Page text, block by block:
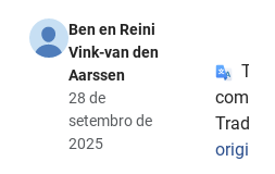
Ben en Reini
Vink-van den
Aarssen
28 de
setembro de
2025
com o
original